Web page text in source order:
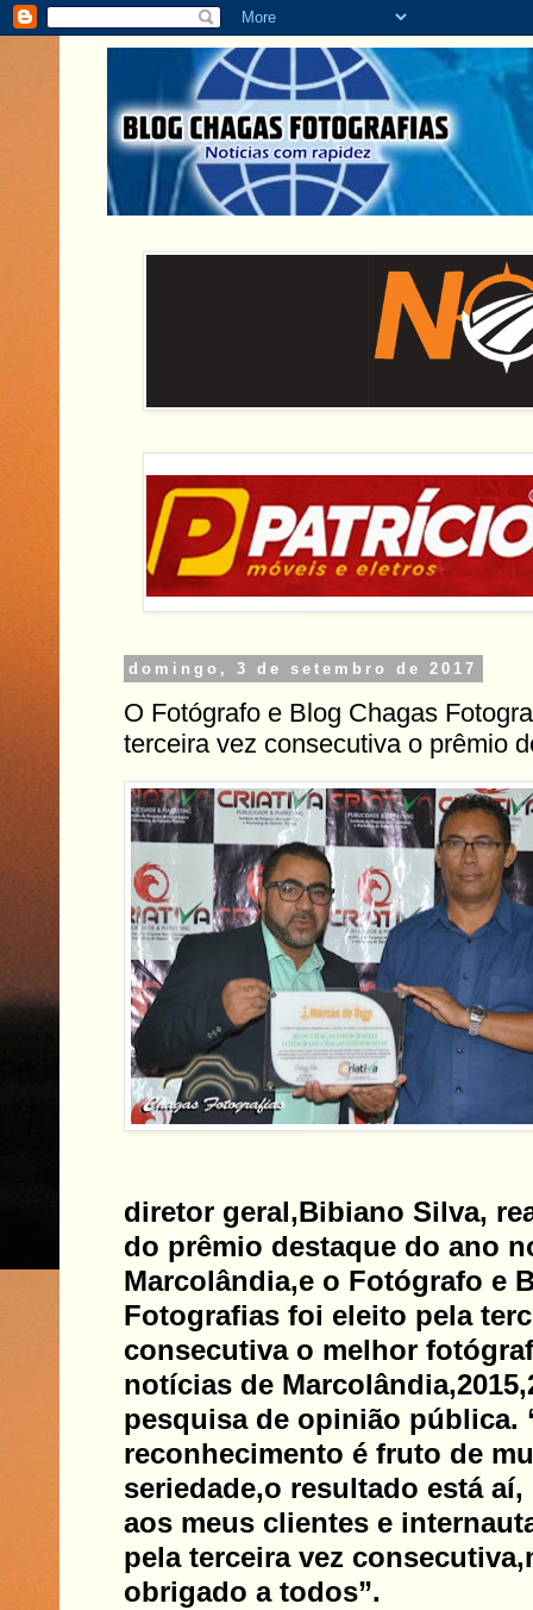
domingo, 3 de setembro de 2017
O Fotógrafo e Blog Chagas
terceira vez consecutiva o prêmio
diretor geral,Bibiano Silva,
do prêmio destaque do ano
Marcolândia,e o Fotógrafo e
Fotografias foi eleito pela
consecutiva o melhor
notícias de
pesquisa de opinião pública.
reconhecimento é fruto de
seriedade,o resultado está aí,
aos meus clientes e
pela terceira vez
obrigado a todos”.